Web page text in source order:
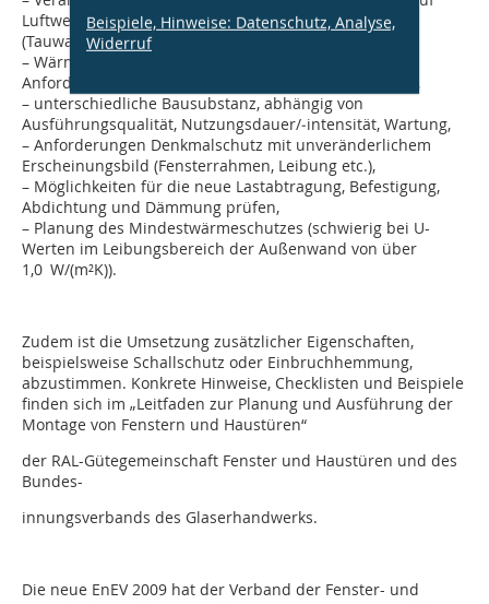
Luftwechsel, Feuchtigkeit und Oberflächentemperatur
(Tauwasser-/Schimmelpilzgefahr),
– Wärmeschutzstandard entspricht nicht heutigen
Anforderungen (Wärmebrücken im Anschlussbereich),
– unterschiedliche Bausubstanz, abhängig von
Ausführungsqualität, Nutzungsdauer/‑intensität, Wartung,
– Anforderungen Denkmalschutz mit unveränderlichem
Erscheinungsbild (Fensterrahmen, Leibung etc.),
– Möglichkeiten für die neue Lastabtragung, Befestigung,
Abdichtung und Dämmung prüfen,
– Planung des Mindestwärmeschutzes (schwierig bei U-
Werten im Leibungs­bereich der Außenwand von über
1,0 W/(m²K)).
Zudem ist die Umsetzung zusätzlicher Eigenschaften,
beispielsweise Schallschutz oder Einbruchhemmung,
abzustimmen. Konkrete Hinweise, Checklisten und Beispiele
finden sich im „Leitfaden zur Planung und Ausführung der
Montage von Fenstern und Haustüren“
der RAL-Gütegemeinschaft Fenster und Haustüren und des
Bundes-
innungsverbands des Glaserhandwerks.
Die neue EnEV 2009 hat der Verband der Fenster- und
Beispiele, Hinweise: Datenschutz, Analyse,
Widerruf